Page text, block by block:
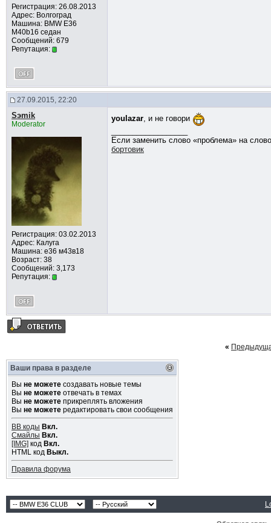
Регистрация: 26.08.2013
Адрес: Волгоград
Машина: BMW Е36
M40b16 седан
Сообщений: 679
Репутация:
27.09.2015, 22:20
Sэmik
Moderator
Регистрация: 03.02.2013
Адрес: Калуга
Машина: е36 м43в18
Возраст: 38
Сообщений: 3,173
Репутация:
youlazar, и не говори
Если заменить слово «проблема» на
бортовик
«
Ваши права в разделе
Вы не можетесоздавать новые темы
Вы не можетеотвечать в темах
Вы не можетеприкреплять вложения
Вы не можетередактировать свои сообщения
BB коды Вкл.
Смайлы Вкл.
[IMG] код Вкл.
HTML код Выкл.
Правила форума